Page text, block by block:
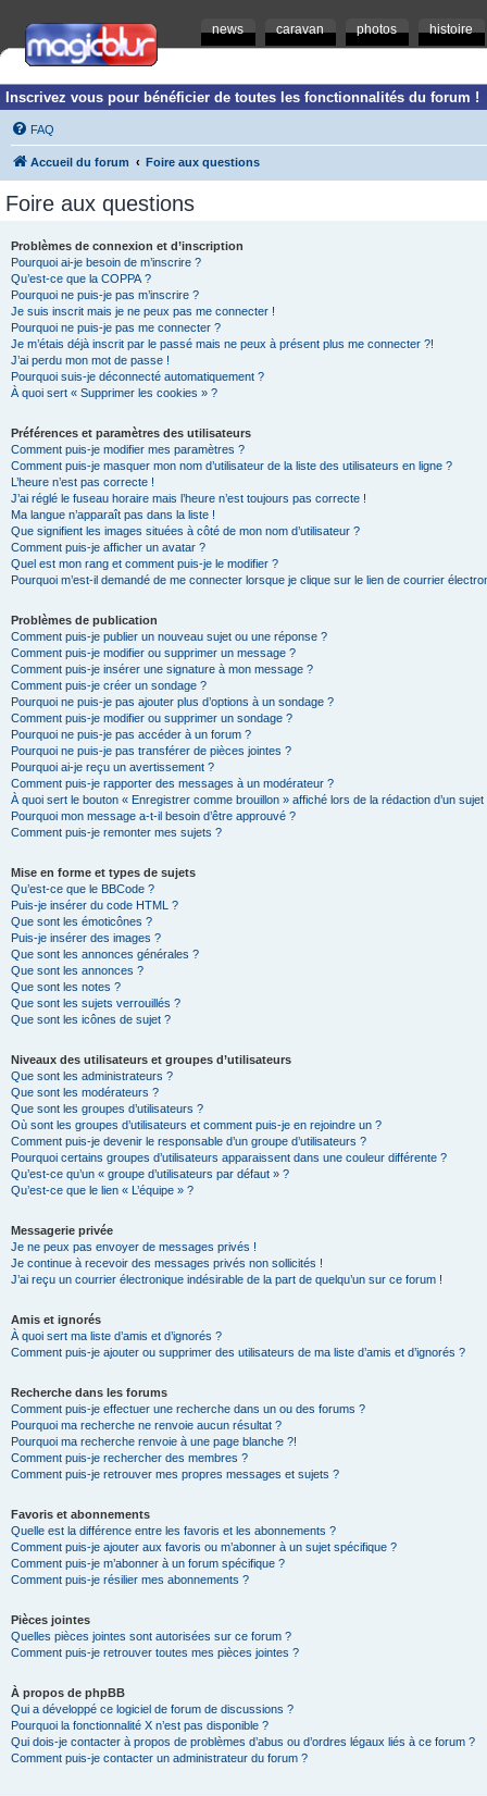
news caravan photos histoire
Inscrivez vous pour bénéficier de toutes les fonctionnalités du forum !
FAQ
Accueil du forum Foire aux questions
Foire aux questions
Problèmes de connexion et d’inscription
Pourquoi ai-je besoin de m’inscrire ?
Qu’est-ce que la COPPA ?
Pourquoi ne puis-je pas m’inscrire ?
Je suis inscrit mais je ne peux pas me connecter !
Pourquoi ne puis-je pas me connecter ?
Je m’étais déjà inscrit par le passé mais ne peux à présent plus me connecter ?!
J’ai perdu mon mot de passe !
Pourquoi suis-je déconnecté automatiquement ?
À quoi sert « Supprimer les cookies » ?
Préférences et paramètres des utilisateurs
Comment puis-je modifier mes paramètres ?
Comment puis-je masquer mon nom d’utilisateur de la liste des utilisateurs en ligne ?
L’heure n’est pas correcte !
J’ai réglé le fuseau horaire mais l’heure n’est toujours pas correcte !
Ma langue n’apparaît pas dans la liste !
Que signifient les images situées à côté de mon nom d’utilisateur ?
Comment puis-je afficher un avatar ?
Quel est mon rang et comment puis-je le modifier ?
Pourquoi m’est-il demandé de me connecter lorsque je clique sur le lien de courrier
Problèmes de publication
Comment puis-je publier un nouveau sujet ou une réponse ?
Comment puis-je modifier ou supprimer un message ?
Comment puis-je insérer une signature à mon message ?
Comment puis-je créer un sondage ?
Pourquoi ne puis-je pas ajouter plus d’options à un sondage ?
Comment puis-je modifier ou supprimer un sondage ?
Pourquoi ne puis-je pas accéder à un forum ?
Pourquoi ne puis-je pas transférer de pièces jointes ?
Pourquoi ai-je reçu un avertissement ?
Comment puis-je rapporter des messages à un modérateur ?
À quoi sert le bouton « Enregistrer comme brouillon » affiché lors de la rédaction d’un sujet
Pourquoi mon message a-t-il besoin d’être approuvé ?
Comment puis-je remonter mes sujets ?
Mise en forme et types de sujets
Qu’est-ce que le BBCode ?
Puis-je insérer du code HTML ?
Que sont les émoticônes ?
Puis-je insérer des images ?
Que sont les annonces générales ?
Que sont les annonces ?
Que sont les notes ?
Que sont les sujets verrouillés ?
Que sont les icônes de sujet ?
Niveaux des utilisateurs et groupes d’utilisateurs
Que sont les administrateurs ?
Que sont les modérateurs ?
Que sont les groupes d’utilisateurs ?
Où sont les groupes d’utilisateurs et comment puis-je en rejoindre un ?
Comment puis-je devenir le responsable d’un groupe d’utilisateurs ?
Pourquoi certains groupes d’utilisateurs apparaissent dans une couleur différente ?
Qu’est-ce qu’un « groupe d’utilisateurs par défaut » ?
Qu’est-ce que le lien « L’équipe » ?
Messagerie privée
Je ne peux pas envoyer de messages privés !
Je continue à recevoir des messages privés non sollicités !
J’ai reçu un courrier électronique indésirable de la part de quelqu’un sur ce forum !
Amis et ignorés
À quoi sert ma liste d’amis et d’ignorés ?
Comment puis-je ajouter ou supprimer des utilisateurs de ma liste d’amis et d’ignorés ?
Recherche dans les forums
Comment puis-je effectuer une recherche dans un ou des forums ?
Pourquoi ma recherche ne renvoie aucun résultat ?
Pourquoi ma recherche renvoie à une page blanche ?!
Comment puis-je rechercher des membres ?
Comment puis-je retrouver mes propres messages et sujets ?
Favoris et abonnements
Quelle est la différence entre les favoris et les abonnements ?
Comment puis-je ajouter aux favoris ou m’abonner à un sujet spécifique ?
Comment puis-je m’abonner à un forum spécifique ?
Comment puis-je résilier mes abonnements ?
Pièces jointes
Quelles pièces jointes sont autorisées sur ce forum ?
Comment puis-je retrouver toutes mes pièces jointes ?
À propos de phpBB
Qui a développé ce logiciel de forum de discussions ?
Pourquoi la fonctionnalité X n’est pas disponible ?
Qui dois-je contacter à propos de problèmes d’abus ou d’ordres légaux liés à ce forum ?
Comment puis-je contacter un administrateur du forum ?